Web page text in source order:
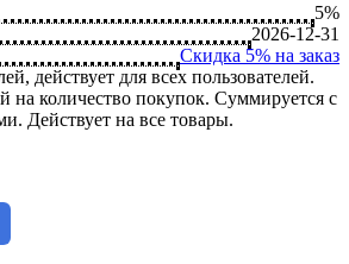
5%
2026-12-31
Скидка 5% на заказ
действует для всех пользователей.
на количество покупок. Суммируется с
Действует на все товары.